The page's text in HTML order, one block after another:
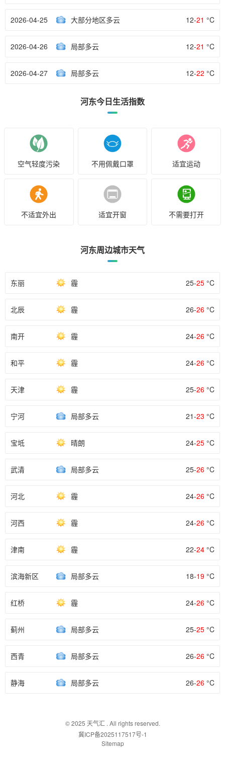
2026-04-25 大部分地区多云 12-21 °C
2026-04-26 局部多云 12-21 °C
2026-04-27 局部多云 12-22 °C
河东今日生活指数
空气轻度污染 不用佩戴口罩 适宜运动
不适宜外出 适宜开窗 不需要打开
河东周边城市天气
东丽 霾 25-25 °C
北辰 霾 26-26 °C
南开 霾 24-26 °C
和平 霾 24-26 °C
天津 霾 25-26 °C
宁河 局部多云 21-23 °C
宝坻 晴朗 24-25 °C
武清 局部多云 25-26 °C
河北 霾 24-26 °C
河西 霾 24-26 °C
津南 霾 22-24 °C
滨海新区 局部多云 18-19 °C
红桥 霾 24-26 °C
蓟州 局部多云 25-25 °C
西青 局部多云 26-26 °C
静海 局部多云 26-26 °C
© 2025 天气汇. All rights reserved.
冀ICP备2025117517号-1
Sitemap